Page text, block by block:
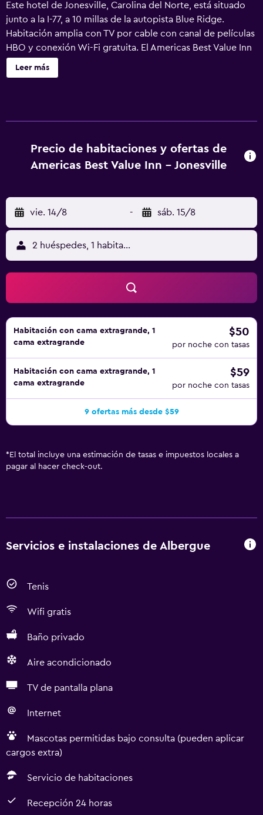
Este hotel de Jonesville, Carolina del Norte, está situado
junto a la I-77, a 10 millas de la autopista Blue Ridge.
Habitación amplia con TV por cable con canal de películas
HBO y conexión Wi-Fi gratuita. El Americas Best Value Inn
– Jonesville ofrece habitaciones luminosas con suelo de
madera de vinilo y muebles de madera. Incluye aire
Wilkesboro, sede del Festival de Música Merle Fest-
Country, está a 28 millas. Se admiten mascotas por un
habitaciones que admiten mascotas son limitadas y solo
se pueden proporcionar si están disponibles. Llame al
hotel para asegurarse de que hay una habitación que
admite mascotas.
Leer más
Precio de habitaciones y ofertas de
Americas Best Value Inn - Jonesville
vie. 14/8 - sáb. 15/8
2 huéspedes, 1 habitación
Habitación con cama extragrande, 1
cama extragrande
$50
por noche con tasas
Habitación con cama extragrande, 1
cama extragrande
$59
por noche con tasas
9 ofertas más desde $59
* El total incluye una estimación de tasas e impuestos locales a
pagar al hacer check-out.
Servicios e instalaciones de Albergue
Tenis
Wifi gratis
Baño privado
Aire acondicionado
TV de pantalla plana
Internet
Mascotas permitidas bajo consulta (pueden aplicar
cargos extra)
Servicio de habitaciones
Recepción 24 horas